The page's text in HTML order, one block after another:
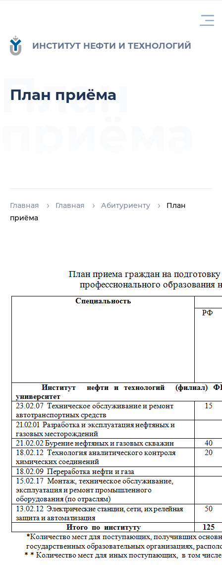
ИНСТИТУТ НЕФТИ И ТЕХНОЛОГИЙ
План приёма
Главная Главная Абитуриенту
План
приёма
План